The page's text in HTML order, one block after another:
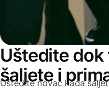
Uštedite dok
šaljete i
Uštedite novac kada